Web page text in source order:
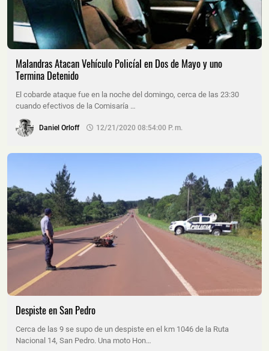
Malandras Atacan Vehículo Policíal en Dos de Mayo y uno
Termina Detenido
El cobarde ataque fue en la noche del domingo, cerca de las 23:30
cuando efectivos de la Comisaría …
Daniel Orloff 12/21/2020 08:54:00 P. M.
Despiste en San Pedro
Cerca de las 9 se supo de un despiste en el km 1046 de la Ruta
Nacional 14, San Pedro. Una moto Hon…